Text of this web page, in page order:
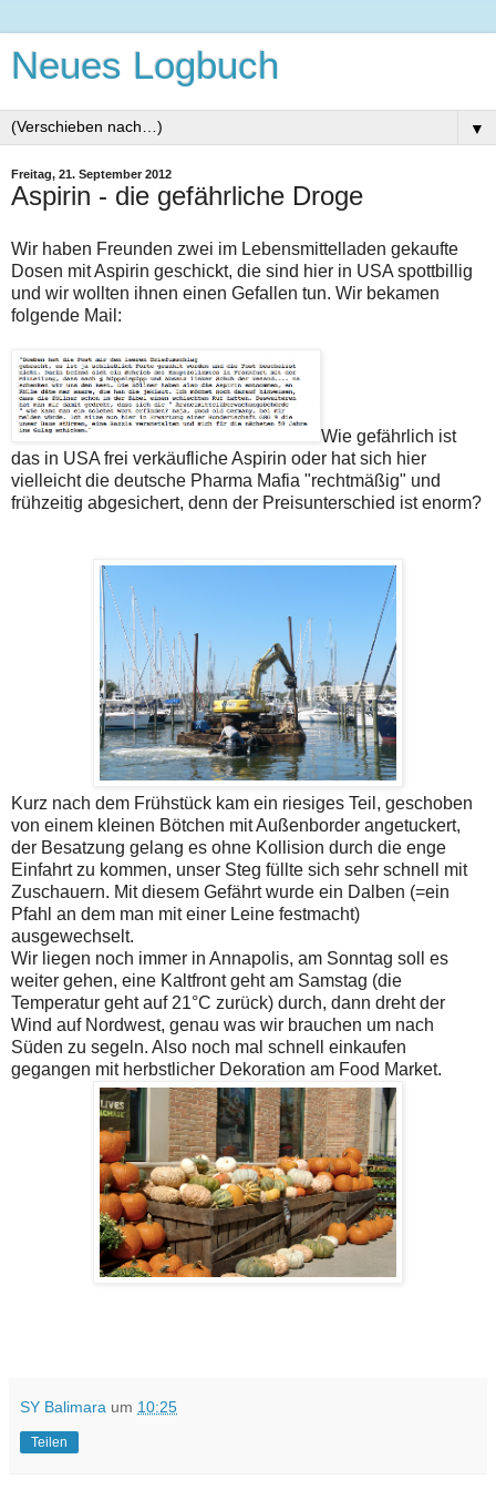
Neues Logbuch
▼
Freitag, 21. September 2012
Aspirin - die gefährliche Droge
Wir haben Freunden zwei im Lebensmittelladen gekaufte
Dosen mit Aspirin geschickt, die sind hier in USA spottbillig
und wir wollten ihnen einen Gefallen tun. Wir bekamen
folgende Mail:
Wie gefährlich ist
das in USA frei verkäufliche Aspirin oder hat sich hier
vielleicht die deutsche Pharma Mafia "rechtmäßig" und
frühzeitig abgesichert, denn der Preisunterschied ist enorm?
Kurz nach dem Frühstück kam ein riesiges Teil, geschoben
von einem kleinen Bötchen mit Außenborder angetuckert,
der Besatzung gelang es ohne Kollision durch die enge
Einfahrt zu kommen, unser Steg füllte sich sehr schnell mit
Zuschauern. Mit diesem Gefährt wurde ein Dalben (=ein
Pfahl an dem man mit einer Leine festmacht)
ausgewechselt.
Wir liegen noch immer in Annapolis, am Sonntag soll es
weiter gehen, eine Kaltfront geht am Samstag (die
Temperatur geht auf 21°C zurück) durch, dann dreht der
Wind auf Nordwest, genau was wir brauchen um nach
Süden zu segeln. Also noch mal schnell einkaufen
gegangen mit herbstlicher Dekoration am Food Market.
SY Balimara um 10:25
Teilen